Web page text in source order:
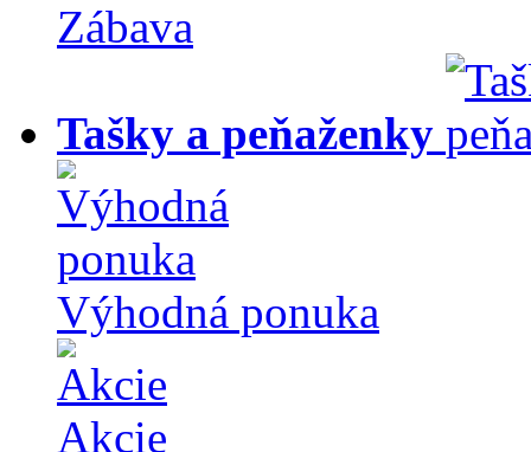
Zábava
Tašky a peňaženky
Výhodná ponuka
Akcie